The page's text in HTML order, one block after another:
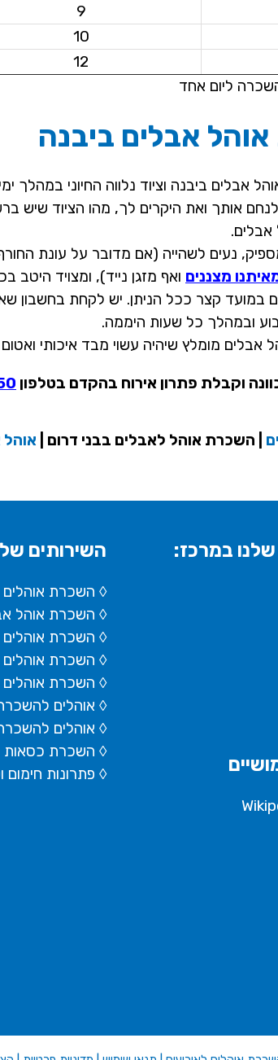
9
10
12
ליום אחד
אבלים ביבנה
אבלים ביבנה וציוד נלווה החיוני
אותך ואת היקרים לך, מהו הציוד שיש
אבלים.
נעים לשהייה (אם מדובר על עונת
מצננים ואף מזגן נייד), ומצויד היטב
קצר ככל הניתן. יש לקחת בחשבון
ובמהלך כל שעות היממה.
אבלים מומלץ שיהיה עשוי מבד איכותי
וקבלת פתרון אירוח בהקדם בטלפון
| השכרת אוהל לאבלים בבני דרום |
במרכז: השירותים
◊ השכרת אוהלים
◊ השכרת אוהל
◊ השכרת
◊ השכרת אוהלים
◊ השכרת אוהלים
◊ אוהלים
◊ אוהלים
◊ השכרת כסאות
◊ פתרונות חימום